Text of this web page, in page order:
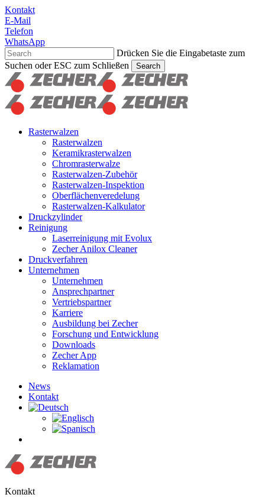
Skip
to
main
content
Kontakt
E-Mail
Telefon
WhatsApp
Drücken Sie die Eingabetaste zum
Suchen oder ESC zum Schließen
Search
Suche
schließen
Suchen
Menu
Rasterwalzen
Rasterwalzen
Keramikrasterwalzen
Chromrasterwalze
Rasterwalzen-Zubehör
Rasterwalzen-Inspektion
Oberflächenveredelung
Rasterwalzen-Kalkulator
Druckzylinder
Reinigung
Laserreinigung mit Evolux
Zecher Anilox Cleaner
Druckverfahren
Unternehmen
Unternehmen
Ansprechpartner
Vertriebspartner
Karriere
Ausbildung bei Zecher
Forschung und Entwicklung
Downloads
Zecher App
Reklamation
News
Kontakt
Kontakt